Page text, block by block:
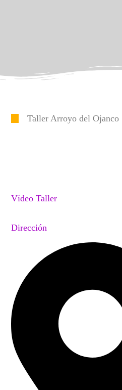
Taller Arroyo del Ojanco
Vídeo Taller
Dirección